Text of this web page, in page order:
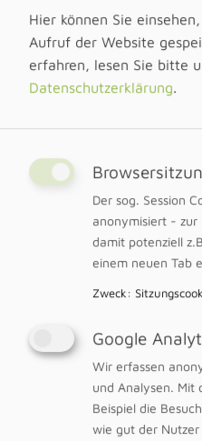
Osteopathy (IAO)
Osteopathin,
(Schweiz)/Stuttgart
•3-jährige
•
Osteopathin
Abgeschlossene
der
Zulassung als
Dr. Brügger, Prolife
Lymphdrainage und
Ödemtherapie,
Hier können Sie
Aufruf der Website
erfahren, lesen Sie bitte
Datenschutzerklärung.
Der sog. Session
anonymisiert - zur
damit potenziell
einem neuen Tab
Zweck :
Google
Wir erfassen
und Analysen. Mit
Beispiel die
wie gut der